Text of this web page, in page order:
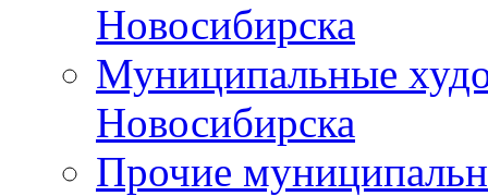
Новосибирска
Муниципальные
Новосибирска
Прочие